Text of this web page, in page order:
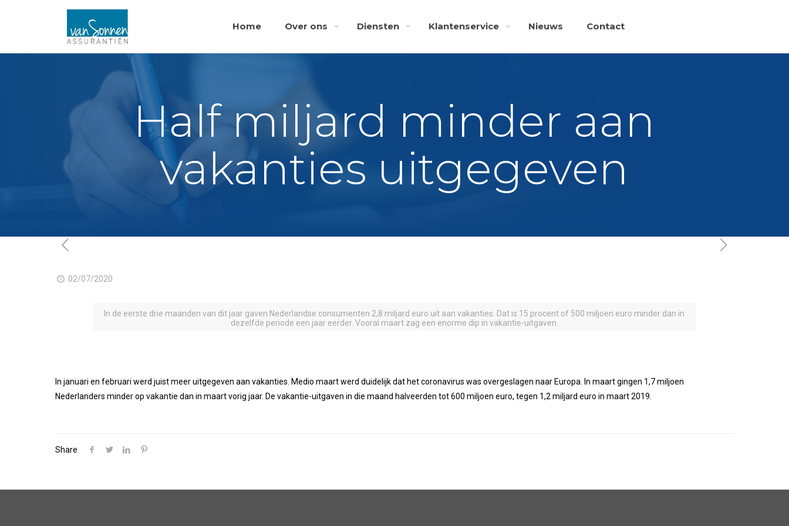
Home Over ons Diensten Klantenservice Nieuws Contact
Half miljard minder aan
vakanties uitgegeven
02/07/2020
In de eerste drie maanden van dit jaar gaven Nederlandse consumenten 2,8 miljard euro uit aan vakanties. Dat is 15 procent of 500 miljoen euro minder dan in
dezelfde periode een jaar eerder. Vooral maart zag een enorme dip in vakantie-uitgaven.
In januari en februari werd juist meer uitgegeven aan vakanties. Medio maart werd duidelijk dat het coronavirus was overgeslagen naar Europa. In maart gingen 1,7 miljoen
Nederlanders minder op vakantie dan in maart vorig jaar. De vakantie-uitgaven in die maand halveerden tot 600 miljoen euro, tegen 1,2 miljard euro in maart 2019.
Share